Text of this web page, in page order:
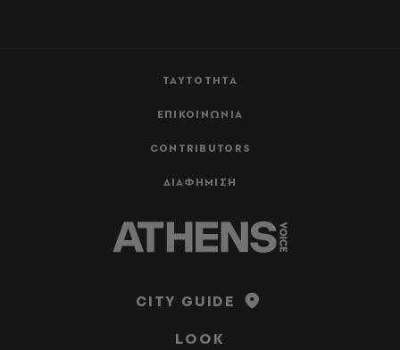
ΤΑΥΤΟΤΗΤΑ
ΕΠΙΚΟΙΝΩΝΙΑ
CONTRIBUTORS
ΔΙΑΦΗΜΙΣΗ
CITY GUIDE
LOOK